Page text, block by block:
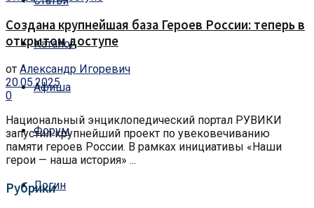
Каталог
Афиша
Форум
Логин
Создана крупнейшая база Героев России: теперь в
открытом доступе
от Александр Игоревич
20.05.2025
0
Национальный энциклопедический портал РУВИКИ
запустил крупнейший проект по увековечиванию
памяти героев России. В рамках инициативы «Наши
герои — наша история» ...
Рубрики